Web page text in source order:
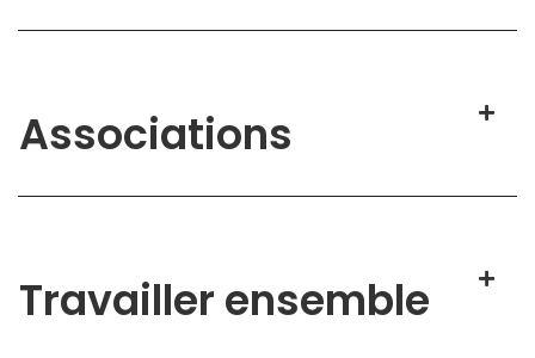
Associations
Travailler ensemble